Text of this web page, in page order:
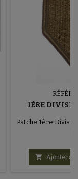
1ÈRE
Patche 1ère
 Ajouter au